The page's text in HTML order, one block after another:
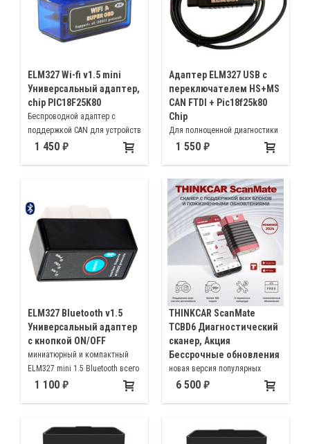
ELM327 Wi-fi v1.5 mini
Универсальный адаптер,
chip PIC18F25K80
Беспроводной адаптер с
поддержкой CAN для устройств
на Apple IOs, Android, ПК.
датчиков автомобилей
1 450
Адаптер ELM327 USB с
переключателем HS+MS
CAN FTDI + Pic18f25k80
Chip
Для полноценной диагностики
автомобилей FORD и MAZDA
автомобилей по протоколу OBD
II
1 550
ELM327 Bluetooth v1.5
Универсальный адаптер
с кнопкой ON/OFF
миниатюрный и компактный
ELM327 mini 1.5 Bluetooth всего
50*25*32 мм с кнопкой ON/OFF
1 100
THINKCAR ScanMate
TCBD6 Диагностический
сканер, Акция
Бессрочные обновления
новая версия популярных
сканеров THINKCAR PRO и
6 500